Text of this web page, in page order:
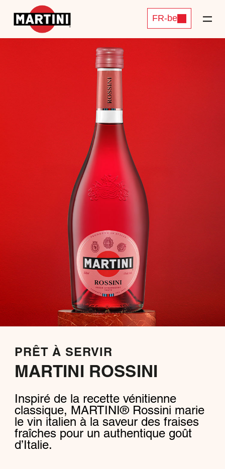
FR-be
PRÊT À SERVIR
MARTINI ROSSINI
Inspiré de la recette vénitienne
classique, MARTINI® Rossini marie
le vin italien à la saveur des fraises
fraîches pour un authentique goût
d’Italie.